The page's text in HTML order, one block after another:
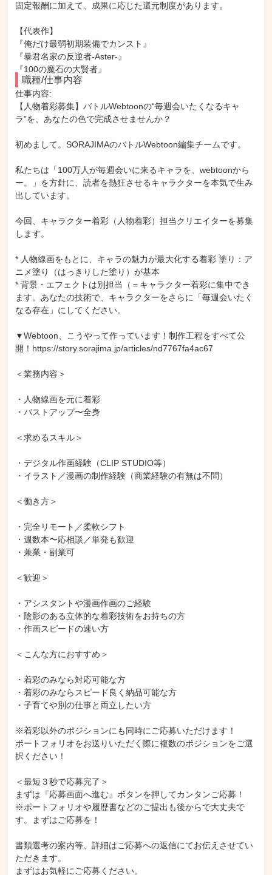
固定報酬に加えて、成果に応じた還元制度があります。
【代表作】
『俺だけ最弱初期装備でカンスト』
『暴君名家の反逆者-Aster-』
『100の魔石の大賢者』
職種/仕事内容
仕事内容:
【人物着彩募集】バトルWebtoonの“毎週会いたくなるキャ
ラ”を、あなたの色で完成させませんか？
初めまして。SORAJIMAのバトルWebtoon編集チームです。
私たちは「100万人が毎週会いに来るキャラを、webtoonから
ー。」を方針に、読者を熱狂させるキャラクターを本気で生み
出しています。
今回、キャラクター着彩（人物着彩）担当クリエイターを募集
します。
* 人物線画をもとに、キャラの魅力が最大化する着彩 塗り：ア
ニメ塗り（はっきりした塗り）が基本
* 背景・エフェクトは別担当（＝キャラクター着彩に集中でき
ます。あなたの技術で、キャラクターをさらに「毎週会いたく
なる存在」にしてください。
▼Webtoon、こうやって作っています！制作工程をすべて公
開！https://story.sorajima.jp/articles/nd7767fa4ac67
＜業務内容＞
・人物線画を元に着彩
・バストアップ〜全身
＜求めるスキル＞
・デジタル作画経験（CLIP STUDIO等）
・イラスト／漫画の制作経験（商業経験の有無は不問）
＜働き方＞
・完全リモート／柔軟シフト
・週数本〜応相談／単発も歓迎
・兼業・副業可
＜歓迎＞
・アシスタントや漫画作画のご経験
・陰影のある立体的な着彩技術をお持ちの方
・作画スピードの速い方
＜こんな方におすすめ＞
・着彩のみなら対応可能な方
・着彩のみならスピード良く納品可能な方
・子育てや別の仕事と両立したい方
※着彩以外のポジションにも同時にご応募いただけます！
ポートフォリオをお送りいただく際に複数のポジションをご選
択ください！
＜最短３秒で応募完了＞
まずは『応募画面へ進む』ボタンを押してカンタンご応募！
※ポートフォリオや履歴書などのご提出も後からで大丈夫で
す。まずはご応募を！
書類選考の案内等、詳細はご応募への返信にてお伝えさせてい
ただきます。
まずはお気軽にご応募ください。